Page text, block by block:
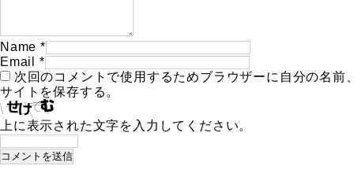
Name *
Email
*
次回のコメントで使用するためブラウザーに自分の名前
サイトを保存する。
上に表示された文字を入力してください。